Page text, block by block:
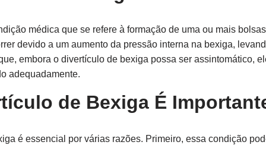
médica que se refere à formação de uma ou mais
devido a um aumento da pressão interna na bexiga,
embora o divertículo de bexiga possa ser assintomático,
adequadamente.
de Bexiga É
é essencial por várias razões. Primeiro, essa condição